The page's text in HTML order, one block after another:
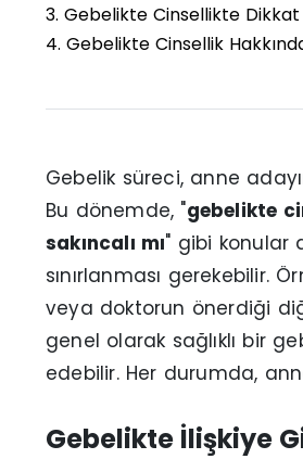
3. Gebelikte Cinsellikte
4. Gebelikte Cinsellik
Gebelik süreci, anne
Bu dönemde, "gebelikte
sakıncalı mı" gibi konular
sınırlanması gerekebilir.
veya doktorun önerdiği
genel olarak sağlıklı bir
edebilir. Her durumda,
Gebelikte İlişkiye